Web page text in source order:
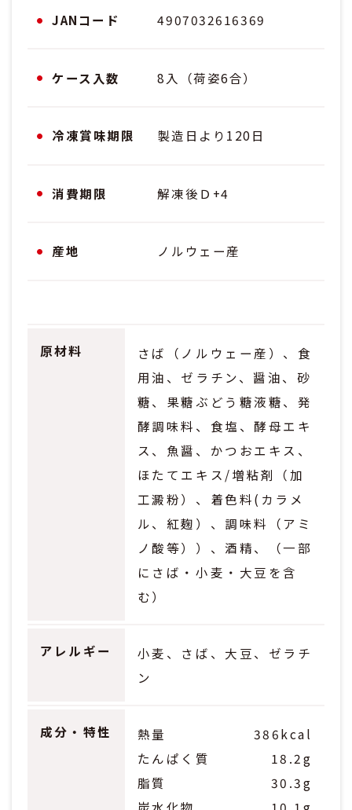
JANコード 4907032616369
ケース入数 8入（荷姿6合）
冷凍賞味期限 製造日より120日
消費期限 解凍後Ｄ+4
産地 ノルウェー産
原材料
さば（ノルウェー産）、食
用油、ゼラチン、醤油、砂
糖、果糖ぶどう糖液糖、発
酵調味料、食塩、酵母エキ
ス、魚醤、かつおエキス、
ほたてエキス/増粘剤（加
工澱粉）、着色料(カラメ
ル、紅麹）、調味料（アミ
ノ酸等））、酒精、（一部
にさば・小麦・大豆を含
む）
アレルギー
小麦、さば、大豆、ゼラチ
ン
成分・特性 熱量
386kcal
たんぱく質
18.2g
脂質
30.3g